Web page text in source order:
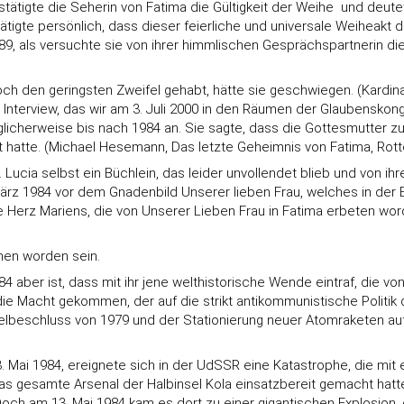
die Seherin von Fatima die Gültigkeit der Weihe  und
persönlich, dass dieser feierliche und universale Weiheakt
als versuchte sie von ihrer himmlischen Gesprächspartnerin
den geringsten Zweifel gehabt, hätte sie geschwiegen.
das wir am 3. Juli 2000 in den Räumen der
bis nach 1984 an. Sie sagte, dass die Gottesmutter
(Michael Hesemann, Das letzte Geheimnis von Fatima,
Lucia selbst ein Büchlein, das leider unvollendet blieb und von
1984 vor dem Gnadenbild Unserer lieben Frau, welches in
Mariens, die von Unserer Lieben Frau in Fatima erbeten
worden sein.
aber ist, dass mit ihr jene welthistorische Wende eintraf, die
Macht gekommen, der auf die strikt antikommunistische
von 1979 und der Stationierung neuer Atomraketen
1984, ereignete sich in der UdSSR eine Katastrophe, die
gesamte Arsenal der Halbinsel Kola einsatzbereit gemacht